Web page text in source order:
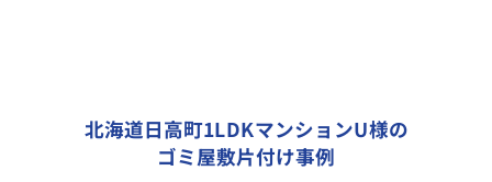
北海道日高町1LDKマンションU様の
ゴミ屋敷片付け事例